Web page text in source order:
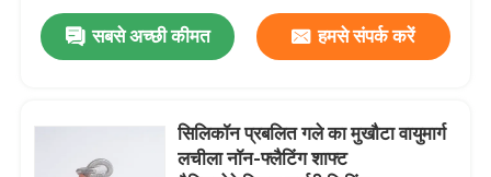
एक संदेश छोड़ें
सबसे अच्छी कीमत हमसे संपर्क करें
सिलिकॉन प्रबलित गले का मुखौटा वायुमार्ग ️
लचीला नॉन-फ्लैटिंग शाफ्ट ️